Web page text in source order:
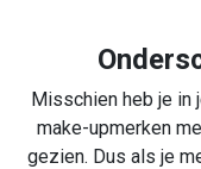
Misschien heb je in
make-upmerken
gezien. Dus als je